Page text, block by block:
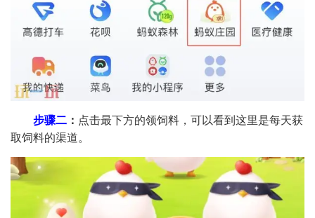
步骤二 ： 点击最下方的领饲料，可以看到这里是每天获
取饲料的渠道。